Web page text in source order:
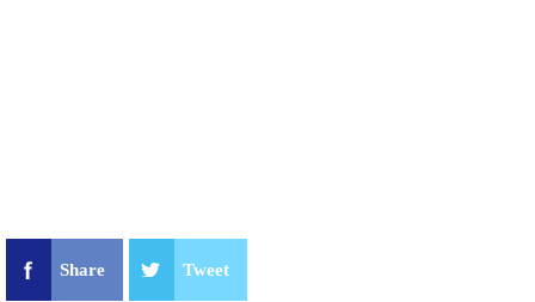
Share Tweet